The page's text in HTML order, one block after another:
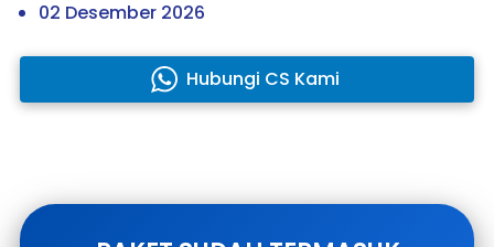
02 Desember 2026
` Hubungi CS Kami